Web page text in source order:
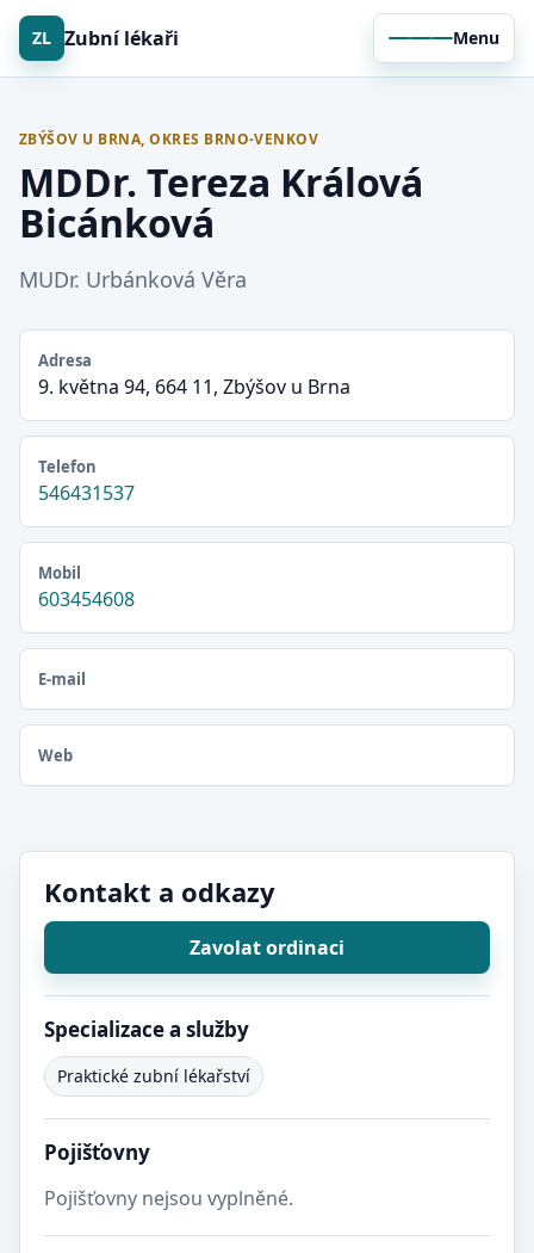
ZL Zubní lékaři Menu
ZBÝŠOV U BRNA, OKRES BRNO-VENKOV
MDDr. Tereza Králová
Bicánková
MUDr. Urbánková Věra
Adresa
9. května 94, 664 11, Zbýšov u Brna
Telefon
546431537
Mobil
603454608
E-mail
Web
Kontakt a odkazy
Zavolat ordinaci
Specializace a služby
Praktické zubní lékařství
Pojišťovny
Pojišťovny nejsou vyplněné.